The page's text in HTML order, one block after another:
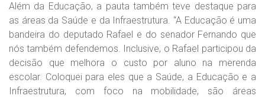
Além da Educação, a pauta também teve destaque para
as áreas da Saúde e da Infraestrutura. “A Educação é uma
bandeira do deputado Rafael e do senador Fernando que
nós também defendemos. Inclusive, o Rafael participou da
decisão que melhora o custo por aluno na merenda
escolar. Coloquei para eles que a Saúde, a Educação e a
Infraestrutura, com foco na mobilidade, são áreas